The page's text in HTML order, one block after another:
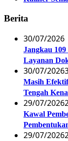
Berita
30/07/2026
Jangkau
Layanan
30/07/2026
Masih
Tengah
29/07/2026
Kawal
29/07/2026